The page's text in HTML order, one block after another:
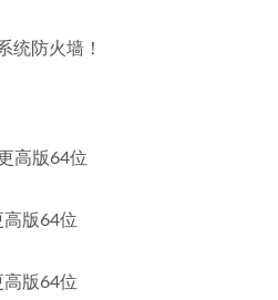
统防火墙！
高版64位
版64位
版64位